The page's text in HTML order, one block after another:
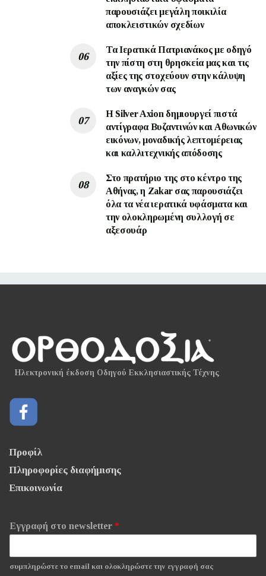
παρουσιάζει μεγάλη ποικιλία
αποκλειστικών σχεδίων
Τα Ιερατικά Πατριανάκος με οδηγό
την πίστη στη θρησκεία μας και τις
αξίες της στοχεύουν στην κάλυψη
των αναγκών σας
Η Silver Axion δημιουργεί πιστά
αντίγραφα Βυζαντινών και Αθωνικών
εικόνων, μοναδικής λεπτομέρειας
και καλλιτεχνικής απόδοσης
Στο πρατήριο της στο κέντρο της
Αθήνας, η Zakar σας παρουσιάζει
όλα τα νέα ιερατικά υφάσματα και
την ολοκληρωμένη συλλογή σε
αξεσουάρ
Ηλεκτρονική έκδοση Οδηγού Εκκλησιαστικής Τέχνης
Προφίλ
Πληροφορίες διαφήμισης
Επικοινωνία
Εγγραφή στο newsletter *
συμπληρώστε το email και ολοκληρώστε την εγγραφή σας